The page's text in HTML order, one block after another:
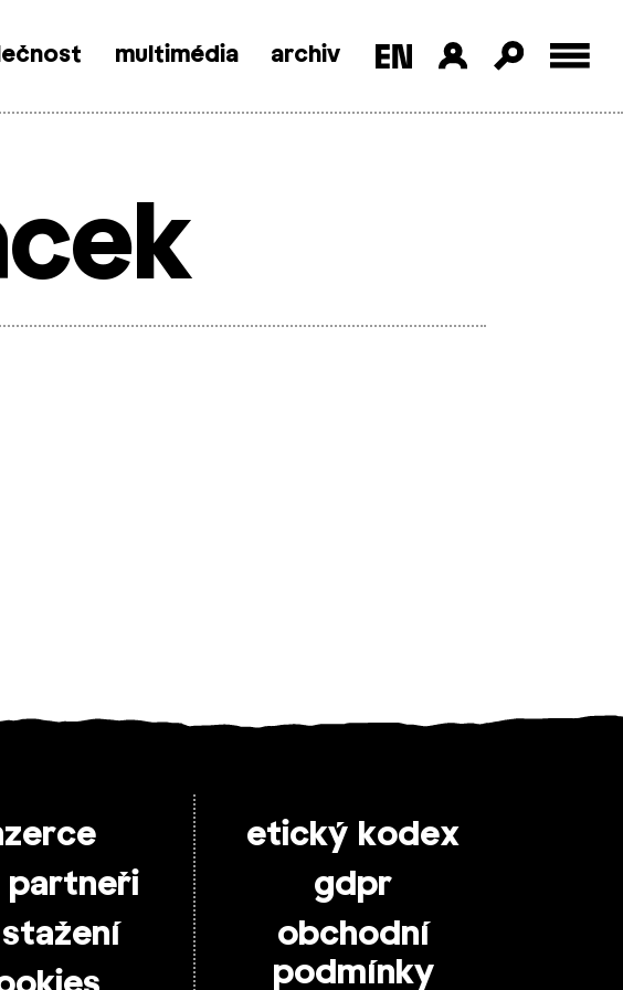
multimédia archiv
partneři
etický kodex
gdpr
obchodní
podmínky